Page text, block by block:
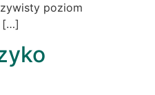
poziom
[…]